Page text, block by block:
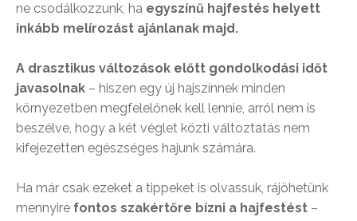
ne csodálkozzunk, ha egyszínű hajfestés helyett
inkább melírozást ajánlanak majd.
A drasztikus változások előtt gondolkodási időt
javasolnak – hiszen egy új hajszínnek minden
környezetben megfelelőnek kell lennie, arról nem is
beszélve, hogy a két véglet közti változtatás nem
kifejezetten egészséges hajunk számára.
Ha már csak ezeket a tippeket is olvassuk, rájöhetünk
mennyire fontos szakértőre bízni a hajfestést –